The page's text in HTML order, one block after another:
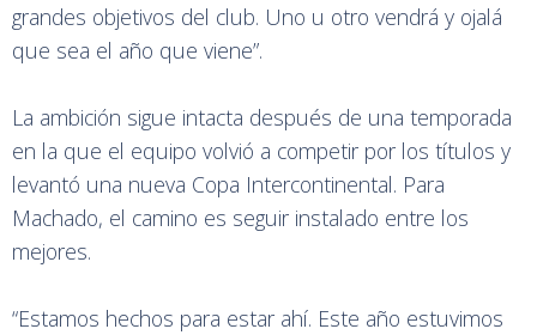
grandes objetivos del club. Uno u otro vendrá y ojalá
que sea el año que viene”.
La ambición sigue intacta después de una temporada
en la que el equipo volvió a competir por los títulos y
levantó una nueva Copa Intercontinental. Para
Machado, el camino es seguir instalado entre los
mejores.
“Estamos hechos para estar ahí. Este año estuvimos